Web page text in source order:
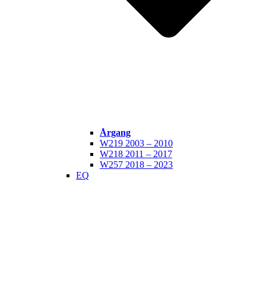
Årgang
W219 2003 – 2010
W218 2011 – 2017
W257 2018 – 2023
EQ